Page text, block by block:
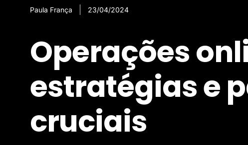
Paula França 23/04/2024
Operações
estratégias e
cruciais